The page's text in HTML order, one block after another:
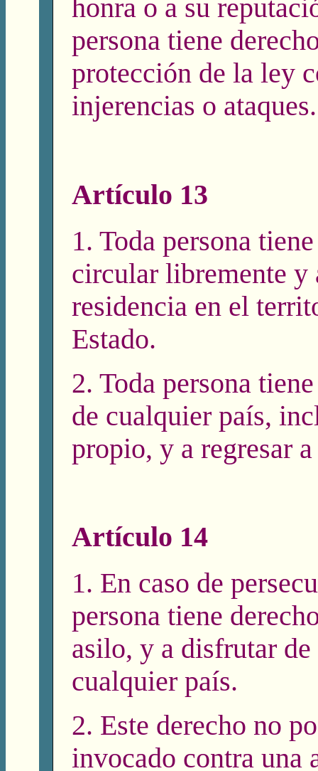
honra o a su
persona tiene
protección de la ley
injerencias o ataques.
Artículo 13
1. Toda persona
circular libremente y
residencia en el
Estado.
2. Toda persona
de cualquier país,
propio, y a regresar
Artículo 14
1. En caso de
persona tiene
asilo, y a disfrutar de
cualquier país.
2. Este derecho no
invocado contra una